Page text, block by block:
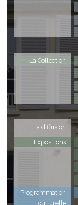
La Collection
La diffusion
Expositions
Programmation
culturelle